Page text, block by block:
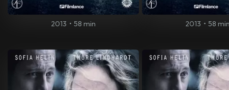
2013 • 58 min 2013 • 58 min